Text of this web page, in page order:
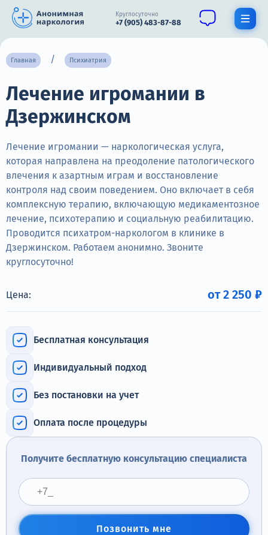
Круглосуточно
+7 (905) 483-87-88
О нас
Наркомания
Нарколог
Стационар
Психиатрия
Цены
Контакты
Круглосуточно, анонимно
Адрес call-центра
Дзержинский, ул. Ленина, 24
Главная Психиатрия
Лечение игромании в
Дзержинском
Лечение игромании — наркологическая услуга,
которая направлена на преодоление патологического
влечения к азартным играм и восстановление
контроля над своим поведением. Оно включает в себя
комплексную терапию, включающую медикаментозное
лечение, психотерапию и социальную реабилитацию.
Проводится психатром-наркологом в клинике в
Дзержинском. Работаем анонимно. Звоните
круглосуточно!
Цена: от 2 250 ₽
Бесплатная консультация
Индивидуальный подход
Без постановки на учет
Оплата после процедуры
Получите бесплатную консультацию специалиста
Позвонить мне